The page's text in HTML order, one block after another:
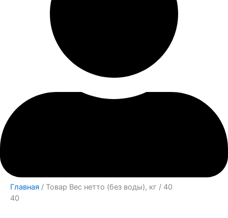
Главная / Товар Вес нетто (без воды), кг / 40
40